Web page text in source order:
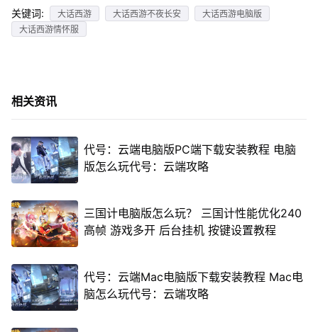
关键词: 大话西游 大话西游不夜长安
大话西游电脑版
大话西游情怀服
相关资讯
代号：云端电脑版PC端下载安装教程 电脑
版怎么玩代号：云端攻略
三国计电脑版怎么玩？ 三国计性能优化240
高帧 游戏多开 后台挂机 按键设置教程
代号：云端Mac电脑版下载安装教程 Mac电
脑怎么玩代号：云端攻略